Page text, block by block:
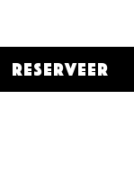
RESERVEER